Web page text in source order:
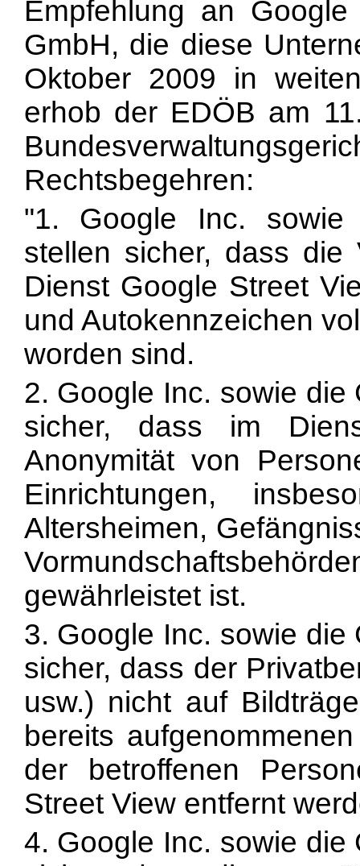
Empfehlung an
GmbH, die diese
Oktober 2009 in
erhob der EDÖB am
Rechtsbegehren:
"1. Google Inc. sowie
stellen sicher, dass die
Dienst Google Street
und Autokennzeichen
worden sind.
2. Google Inc. sowie
sicher, dass im
Anonymität von
Einrichtungen,
Altersheimen,
gewährleistet ist.
3. Google Inc. sowie
sicher, dass der
usw.) nicht auf
bereits
der betroffenen
Street View entfernt
4. Google Inc. sowie